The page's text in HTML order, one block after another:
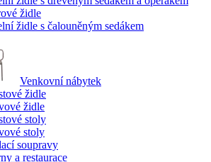
židle
židle s čalouněným sedákem
Venkovní nábytek
židle
židle
stoly
stoly
soupravy
a restaurace